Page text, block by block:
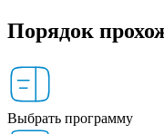
Порядок
Выбрать программу